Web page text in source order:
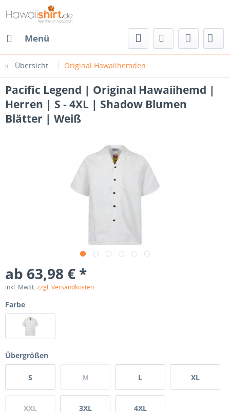
Menü
Übersicht Original Hawaiihemden
Pacific Legend | Original Hawaiihemd |
Herren | S - 4XL | Shadow Blumen
Blätter | Weiß
ab 63,98 € *
inkl. MwSt.zzgl. Versandkosten
Farbe
Übergrößen
S M L XL
XXL 3XL 4XL